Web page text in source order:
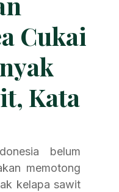
Cukai
Kata
belum
memotong
kelapa sawit